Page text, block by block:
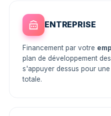
ENTREPRISE
Financement par votre
plan de développement
s'appuyer dessus pour
totale.